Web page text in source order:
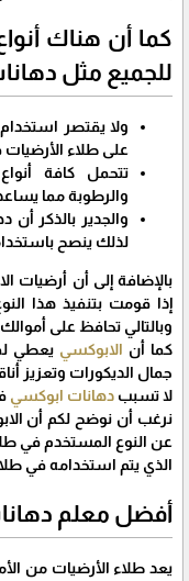
كما أن هناك
للجميع مثل
ولا يقتصر
على طلاء
تتحمل كافة
والرطوبة مما
والجدير بالذكر
لذلك ينصح
بالإضافة إلى أن أرضيات
إذا قومت بتنفيذ هذا
وبالتالي تحافظ على
كما أن الابوكسي يعطي
جمال الديكورات وتعزيز
لا تسبب دهانات ابوكسي
نرغب أن نوضح لكم أن
عن النوع المستخدم في
الذي يتم استخدامه في
أفضل معلم
يعد طلاء الأرضيات من